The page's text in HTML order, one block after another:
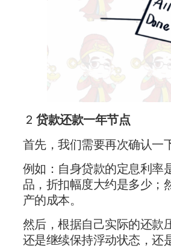
2贷款还款一年节点
首先，我们需要再次确认一
例如：自身贷款的定息利率
品，折扣幅度大约是多少；
产的成本。
然后，根据自己实际的还款
还是继续保持浮动状态，还